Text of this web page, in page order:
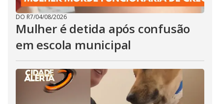
DO R7/04/08/2026
Mulher é detida após confusão
em escola municipal